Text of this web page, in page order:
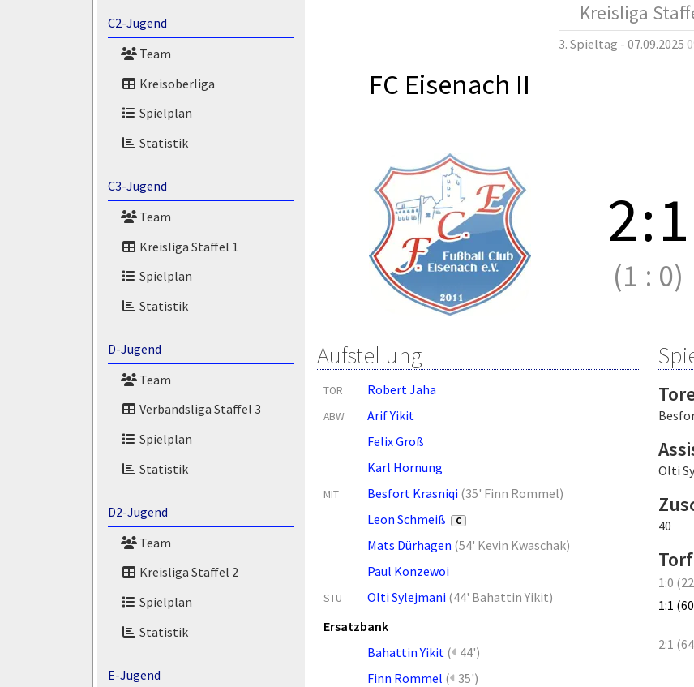
C2-Jugend
Team
Kreisoberliga
Spielplan
Statistik
C3-Jugend
Team
Kreisliga Staffel 1
Spielplan
Statistik
D-Jugend
Team
Verbandsliga Staffel 3
Spielplan
Statistik
D2-Jugend
Team
Kreisliga Staffel 2
Spielplan
Statistik
E-Jugend
Kreisliga
3. Spieltag - 07.09.2025
FC Eisenach II
2:1
(1 : 0)
Aufstellung
TOR Robert Jaha
ABW
Arif Yikit
Felix Groß
Karl Hornung
MIT Besfort Krasniqi (35' Finn Rommel)
Leon Schmeiß
C
Mats Dürhagen (54' Kevin Kwaschak)
Paul Konzewoi
STU Olti Sylejmani (44' Bahattin Yikit)
Ersatzbank
Bahattin Yikit ( 44')
Finn Rommel ( 35')
Olti
40
1:0
1:1
2:1